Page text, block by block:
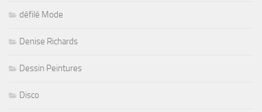
défilé Mode
Denise Richards
Dessin Peintures
Disco